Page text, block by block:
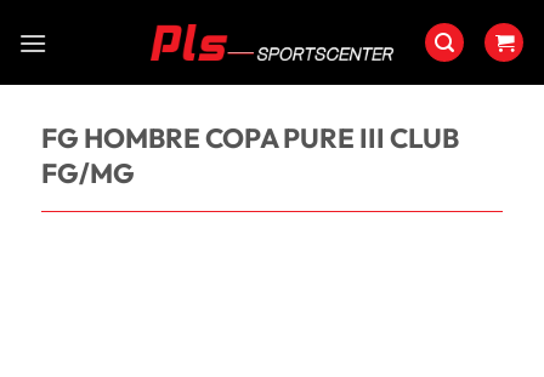
FG HOMBRE COPA PURE III CLUB
FG/MG